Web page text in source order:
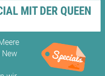
MIT DER QUEEN